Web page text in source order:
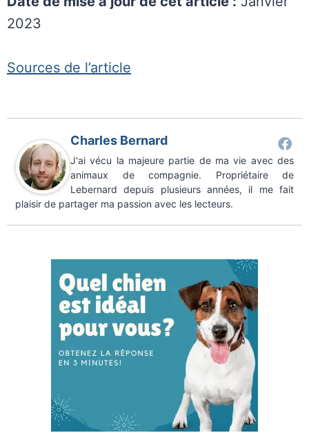
2023
Sources de l’article
Charles Bernard
J'ai vécu la majeure partie de ma vie avec des
animaux de compagnie. Propriétaire de
Lebernard depuis plusieurs années, il me fait
plaisir de partager ma passion avec les lecteurs.